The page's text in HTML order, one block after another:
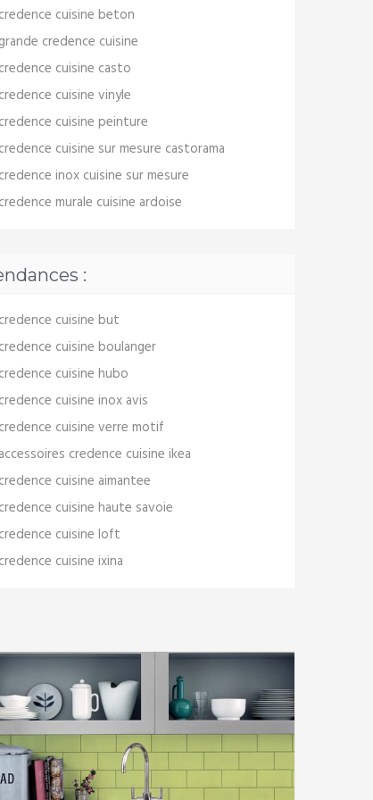
credence cuisine beton
grande credence cuisine
credence cuisine casto
credence cuisine vinyle
credence cuisine peinture
credence cuisine sur mesure castorama
credence inox cuisine sur mesure
credence murale cuisine ardoise
:
credence cuisine but
credence cuisine boulanger
credence cuisine hubo
credence cuisine inox avis
credence cuisine verre motif
accessoires credence cuisine ikea
credence cuisine aimantee
credence cuisine haute savoie
credence cuisine loft
credence cuisine ixina